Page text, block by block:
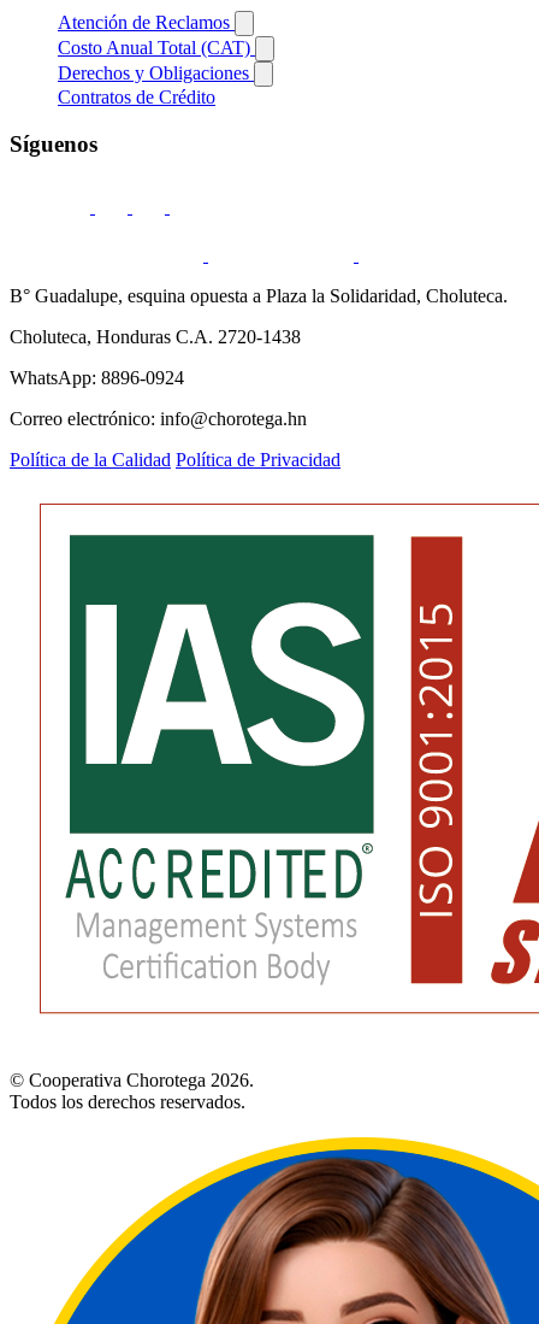
Atención de Reclamos
Costo Anual Total (CAT)
Derechos y Obligaciones
Contratos de Crédito
Síguenos
B° Guadalupe, esquina opuesta a Plaza la Solidaridad, Choluteca.
Choluteca, Honduras C.A. 2720-1438
WhatsApp: 8896-0924
Correo electrónico: info@chorotega.hn
Política de la Calidad Política de Privacidad
© Cooperativa Chorotega 2026.
Todos los derechos reservados.